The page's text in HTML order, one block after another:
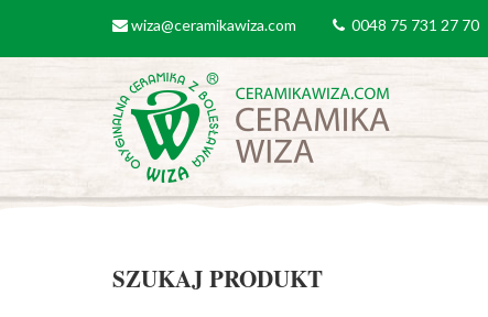
email
wiza@ceramikawiza.com tel0048 75 731 27 70
SZUKAJ PRODUKT